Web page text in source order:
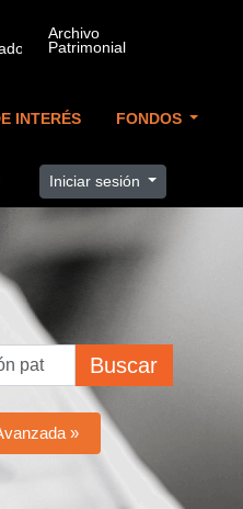
INTERÉS FONDOS
Iniciar sesión
Buscar
»